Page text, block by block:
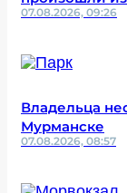
07.08.2026, 09:26
Владельца
Мурманске
07.08.2026, 08:57